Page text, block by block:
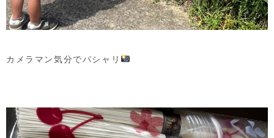
カメラマン気分でパシャリ